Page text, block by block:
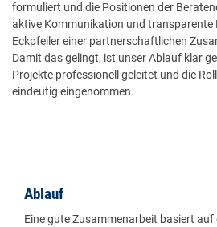
formuliert und die Positionen der
aktive Kommunikation und transparente
Eckpfeiler einer partnerschaftlichen
Damit das gelingt, ist unser Ablauf klar
Projekte professionell geleitet und die
eindeutig eingenommen.
Ablauf
Eine gute Zusammenarbeit basiert